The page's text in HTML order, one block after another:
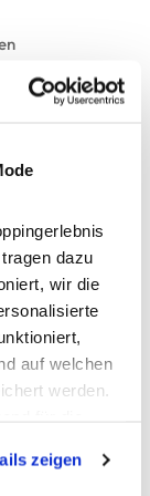
dazu
wir die
auf welchen
werden.
auf jeden
zeigen